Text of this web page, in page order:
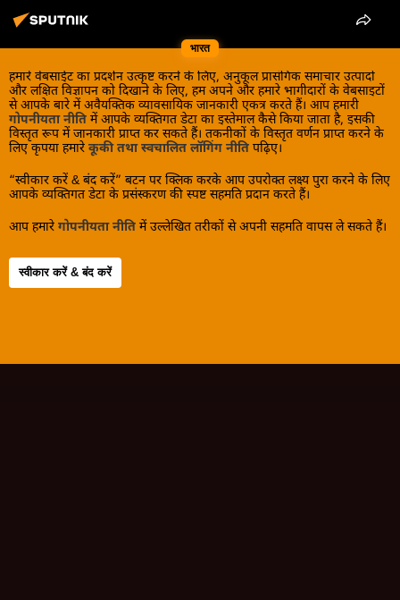
भारत
हमारे वेबसाईट का प्रदर्शन उत्कृष्ट करने के लिए, अनुकूल प्रासंगिक समाचार उत्पादों
और लक्षित विज्ञापन को दिखाने के लिए, हम अपने और हमारे भागीदारों के वेबसाइटों
से आपके बारे में अवैयक्तिक व्यावसायिक जानकारी एकत्र करते हैं। आप हमारी
गोपनीयता नीति में आपके व्यक्तिगत डेटा का इस्तेमाल कैसे किया जाता है, इसकी
विस्तृत रूप में जानकारी प्राप्त कर सकते हैं। तकनीकों के विस्तृत वर्णन प्राप्त करने के
लिए कृपया हमारे कूकी तथा स्वचालित लॉगिंग नीति पढ़िए।
“स्वीकार करें & बंद करें” बटन पर क्लिक करके आप उपरोक्त लक्ष्य पुरा करने के लिए
आपके व्यक्तिगत डेटा के प्रसंस्करण की स्पष्ट सहमति प्रदान करते हैं।
आप हमारे गोपनीयता नीति में उल्लेखित तरीकों से अपनी सहमति वापस ले सकते हैं।
स्वीकार करें & बंद करें